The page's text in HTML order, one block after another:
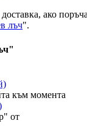
, ако
лъч".
към момента
от